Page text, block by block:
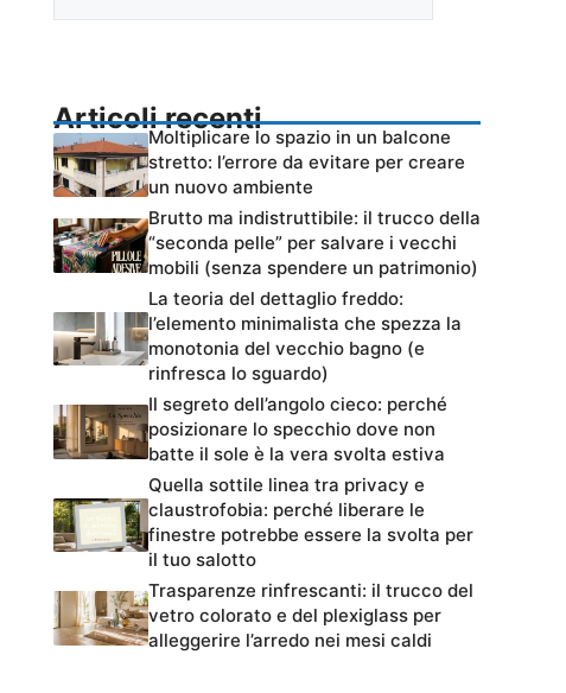
Articoli recenti
Moltiplicare lo spazio in un balcone
stretto: l’errore da evitare per creare
un nuovo ambiente
Brutto ma indistruttibile: il trucco della
“seconda pelle” per salvare i vecchi
mobili (senza spendere un patrimonio)
La teoria del dettaglio freddo:
l’elemento minimalista che spezza la
monotonia del vecchio bagno (e
rinfresca lo sguardo)
Il segreto dell’angolo cieco: perché
posizionare lo specchio dove non
batte il sole è la vera svolta estiva
Quella sottile linea tra privacy e
claustrofobia: perché liberare le
finestre potrebbe essere la svolta per
il tuo salotto
Trasparenze rinfrescanti: il trucco del
vetro colorato e del plexiglass per
alleggerire l’arredo nei mesi caldi